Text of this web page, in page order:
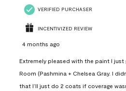
VERIFIED PURCHASER
INCENTIVIZED REVIEW
4 months ago
Extremely pleased with the paint I
Room (Pashmina + Chelsea Gray. I
that I’ll just do 2 coats if coverage